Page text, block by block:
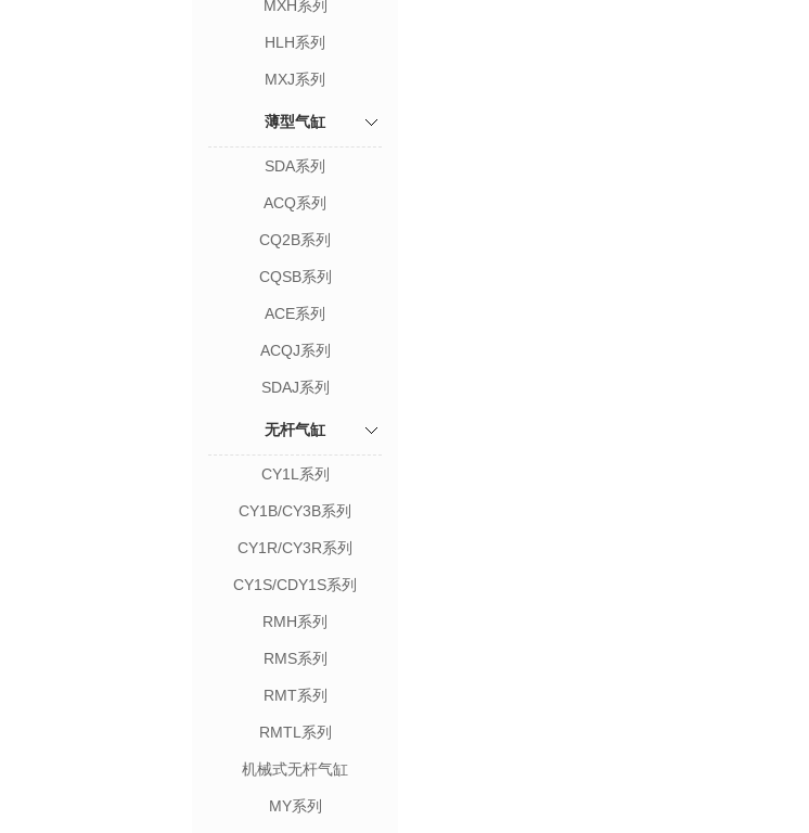
MXH系列
HLH系列
MXJ系列
薄型气缸
SDA系列
ACQ系列
CQ2B系列
CQSB系列
ACE系列
ACQJ系列
SDAJ系列
无杆气缸
CY1L系列
CY1B/CY3B系列
CY1R/CY3R系列
CY1S/CDY1S系列
RMH系列
RMS系列
RMT系列
RMTL系列
机械式无杆气缸
MY系列